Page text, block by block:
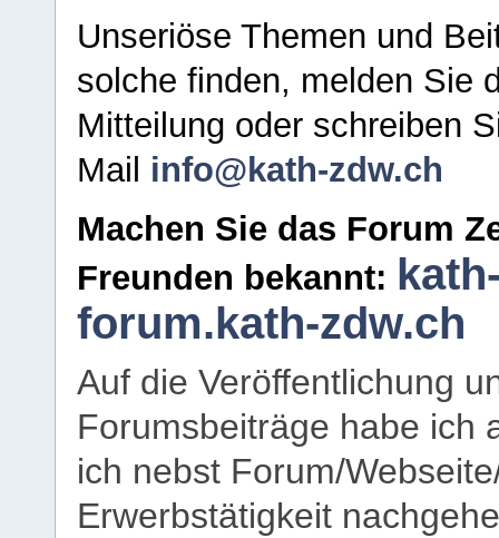
Unseriöse Themen und
solche finden, melden Sie
Mitteilung oder schreiben
Mail info@kath-zdw.ch
Machen Sie das Forum
Freunden bekannt:
forum.kath-zdw.ch
Auf die Veröffentlichung
Forumsbeiträge habe ich
ich nebst Forum/
Erwerbstätigkeit